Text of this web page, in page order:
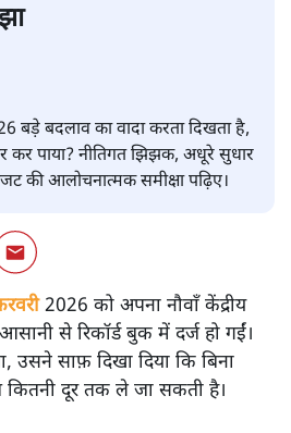
बड़े बदलाव का वादा करता दिखता है,
कर पाया? नीतिगत झिझक, अधूरे सुधार
की आलोचनात्मक समीक्षा पढ़िए।
2026 को अपना नौवाँ केंद्रीय
से रिकॉर्ड बुक में दर्ज हो गईं।
साफ़ दिखा दिया कि बिना
दूर तक ले जा सकती है।